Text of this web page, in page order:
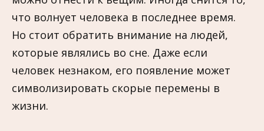
что волнует человека в последнее время.
Но стоит обратить внимание на людей,
которые являлись во сне. Даже если
человек незнаком, его появление может
символизировать скорые перемены в
жизни.